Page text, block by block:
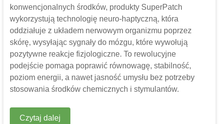
konwencjonalnych środków, produkty SuperPatch
wykorzystują technologię neuro-haptyczną, która
oddziałuje z układem nerwowym organizmu poprzez
skórę, wysyłając sygnały do ​​mózgu, które wywołują
pozytywne reakcje fizjologiczne. To rewolucyjne
podejście pomaga poprawić równowagę, stabilność,
poziom energii, a nawet jasność umysłu bez potrzeby
stosowania środków chemicznych i stymulantów.
Czytaj dalej